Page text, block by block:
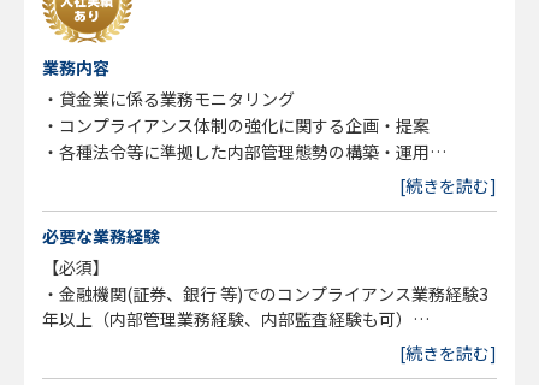
業務内容
・貸金業に係る業務モニタリング
・コンプライアンス体制の強化に関する企画・提案
・各種法令等に準拠した内部管理態勢の構築・運用
・各種法令等の知識向上やコンプライアンス意識浸透のため
・コンプライアンス委員会の運営
・社内規程等の整備・管理
・広告審査業務
・暗号資産関係情報等の管理
[続きを読む]
必要な業務経験
【必須】
・金融機関(証券、銀行 等)でのコンプライアンス業務経験3
年以上（内部管理業務経験、内部監査経験も可）
[続きを読む]